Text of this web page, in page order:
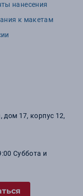
нанесения
к макетам
дом 17, корпус 12,
Суббота и